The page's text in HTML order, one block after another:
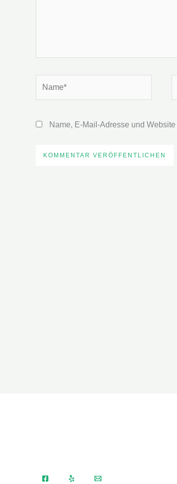
Name, E-Mail-Adresse und